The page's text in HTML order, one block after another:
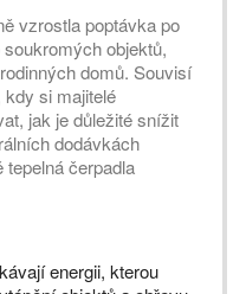
vzrostla poptávka po
objektů,
domů. Souvisí
si majitelé
jak je důležité snížit
dodávkách
tepelná čerpadla
energii, kterou